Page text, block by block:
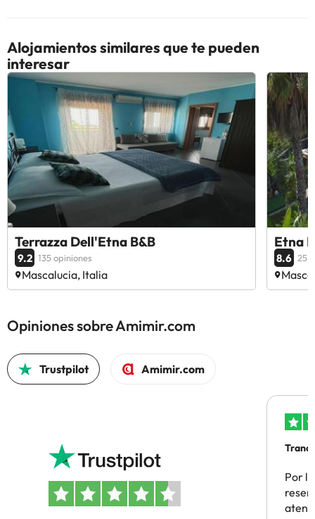
Alojamientos similares que te pueden
interesar
Terrazza Dell'Etna B&B
9.2 135 opiniones
Mascalucia, Italia
Etna
8.6 25
Opiniones sobre Amimir.com
Trustpilot Amimir.com
Por